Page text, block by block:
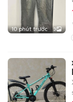
10 phút trước 3